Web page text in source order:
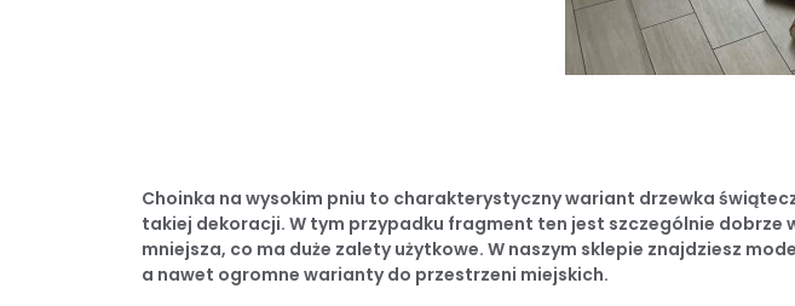
Choinka na wysokim pniu to charakterystyczny wariant drzewka
takiej dekoracji. W tym przypadku fragment ten jest szczególnie
mniejsza, co ma duże zalety użytkowe. W naszym sklepie znajdziesz
a nawet ogromne warianty do przestrzeni miejskich.